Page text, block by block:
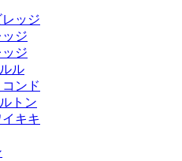
ッジ
ジ
ジ
ル
ンド
トン
キキ